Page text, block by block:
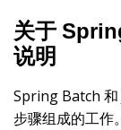
关于
说明
Spring Batch 和
步骤组成的工作